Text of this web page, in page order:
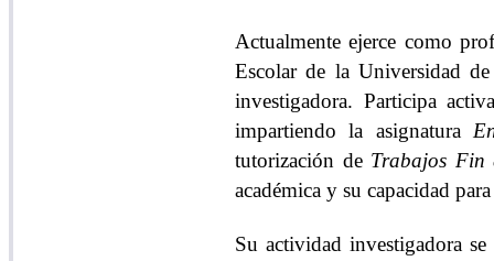
Actualmente ejerce como
Escolar de la Universidad
investigadora. Participa
impartiendo la asignatura
tutorización de Trabajos Fin
académica y su capacidad
Su actividad investigadora